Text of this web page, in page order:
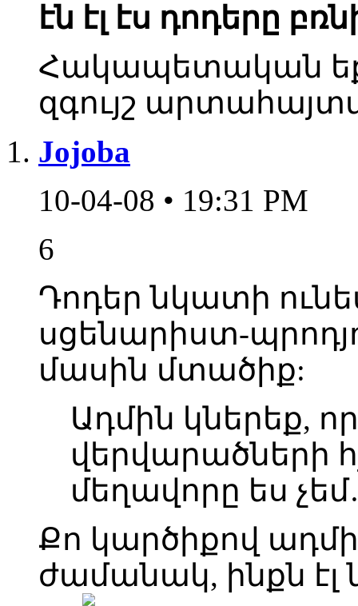
էն էլ էս դոդերը
Հակապետական
զգույշ
Jojoba
10-04-08 • 19:31 PM
6
Դոդեր նկատի
սցենարիստ-
մասին մտածիք:
Ադմին կներեք,
վերվարածների
մեղավորը ես
Քո կարծիքով
ժամանակ, ինքն էլ